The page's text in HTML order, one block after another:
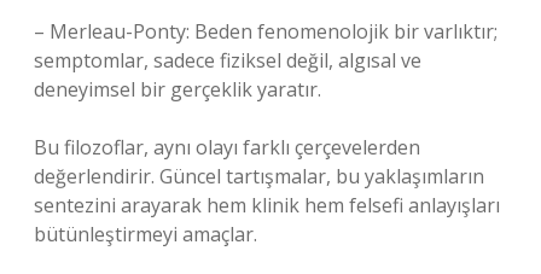
– Merleau-Ponty: Beden fenomenolojik bir varlıktır;
semptomlar, sadece fiziksel değil, algısal ve
deneyimsel bir gerçeklik yaratır.
Bu filozoflar, aynı olayı farklı çerçevelerden
değerlendirir. Güncel tartışmalar, bu yaklaşımların
sentezini arayarak hem klinik hem felsefi anlayışları
bütünleştirmeyi amaçlar.